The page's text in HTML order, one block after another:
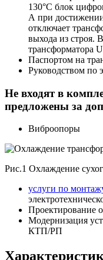
130°C блок
А при
отключает
выхода из строя.
трансформатора
Паспортом на
Руководством по
Не входят в
предложены за
Виброопоры
Рис.1 Охлаждение
услуги по
Проектирование
Модернизация
КТП/РП